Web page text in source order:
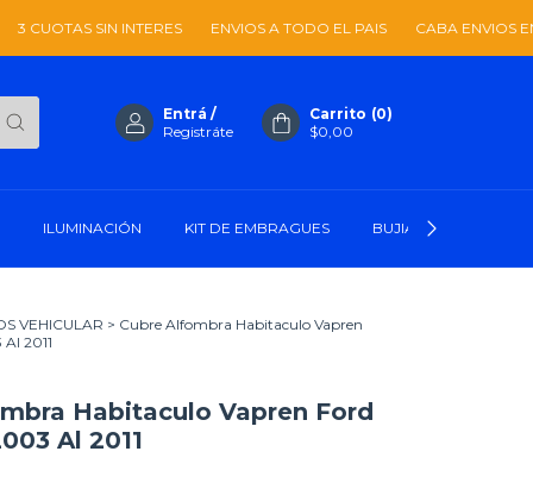
INTERES ENVIOS A TODO EL PAIS CABA ENVIOS EN EL DIA
Entrá /
Registráte
Carrito (0)
$0,00
ILUMINACIÓN KIT DE EMBRAGUES BUJIAS Y CABLES
VEHICULAR > Cubre Alfombra Habitaculo Vapren
2011
Habitaculo Vapren Ford
Al 2011